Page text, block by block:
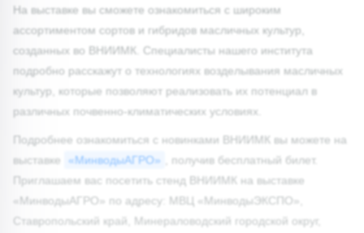
На выставке вы сможете ознакомиться с широким
ассортиментом сортов и гибридов масличных культур,
созданных во ВНИИМК. Специалисты нашего института
подробно расскажут о технологиях возделывания масличных
культур, которые позволяют реализовать их потенциал в
различных почвенно-климатических условиях.
Подробнее ознакомиться с новинками ВНИИМК вы можете на
выставке
«МинводыАГРО»
, получив бесплатный билет.
Приглашаем вас посетить стенд ВНИИМК на выставке
«МинводыАГРО» по адресу: МВЦ «МинводыЭКСПО»,
Ставропольский край, Минераловодский городской округ,